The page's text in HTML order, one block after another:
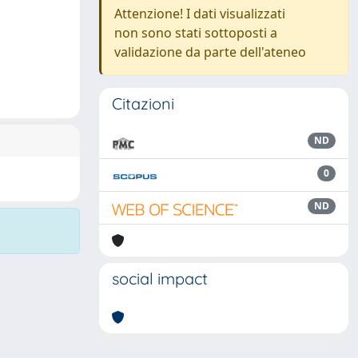
Attenzione! I dati visualizzati
non sono stati sottoposti a
validazione da parte dell'ateneo
Citazioni
ND
0
ND
social impact